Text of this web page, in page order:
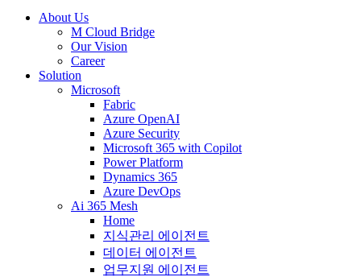
About Us
M Cloud Bridge
Our Vision
Career
Solution
Microsoft
Fabric
Azure OpenAI
Azure Security
Microsoft 365 with Copilot
Power Platform
Dynamics 365
Azure DevOps
Ai 365 Mesh
Home
지식관리 에이전트
데이터 에이전트
업무지원 에이전트